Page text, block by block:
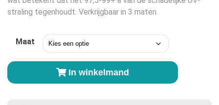
straling tegenhoudt. Verkrijgbaar in 3 maten.
Maat
Zonnehoed
iPlay
In winkelmand